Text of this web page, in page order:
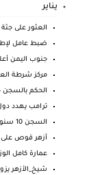
يناير
العثور على
ضبط عامل
جنوب اليمن
مركز شرطة
الحكم
ترامب يهدد
السجن 10 سنوات لعامل و3 لشقيقه لاتهامهما بإصابة شخ...
أزهر قوص على
عمارة كامل
شيخ_الأزهر